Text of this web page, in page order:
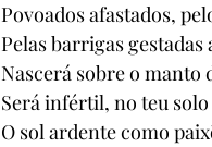
Povoados afastados,
Pelas barrigas gestadas
Nascerá sobre o manto
Será infértil, no teu
O sol ardente como